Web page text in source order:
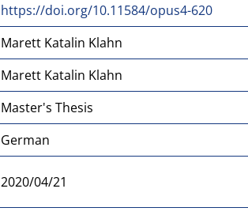
https://doi.org/10.11584/opus4-620
Marett Katalin Klahn
Marett Katalin Klahn
Master's Thesis
German
2020/04/21